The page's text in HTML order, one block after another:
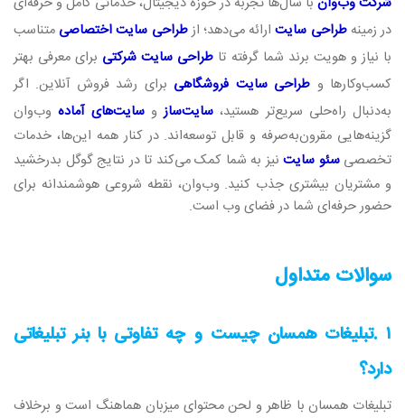
در زمینهطراحی سایتارائه می‌دهد؛ ازطراحی سایت اختصاصی متناسب
با نیاز و هویت برند شما گرفته تا طراحی سایت شرکتی برای معرفی بهتر
کسب‌وکارها و طراحی سایت فروشگاهی برای رشد فروش آنلاین. اگر
به‌دنبال راه‌حلی سریع‌تر هستید، سایت‌سازوسایت‌های آمادهوب‌وان
گزینه‌هایی مقرون‌به‌صرفه و قابل توسعه‌اند. در کنار همه این‌ها، خدمات
تخصصیسئو سایت نیز به شما کمک می‌کند تا در نتایج گوگل بدرخشید
و مشتریان بیشتری جذب کنید. وب‌وان، نقطه شروعی هوشمندانه برای
حضور حرفه‌ای شما در فضای وب است.
سوالات متداول
۱.تبلیغات همسان چیست و چه تفاوتی با بنر تبلیغاتی
دارد؟
تبلیغات همسان با ظاهر و لحن محتوای میزبان هماهنگ است و برخلاف